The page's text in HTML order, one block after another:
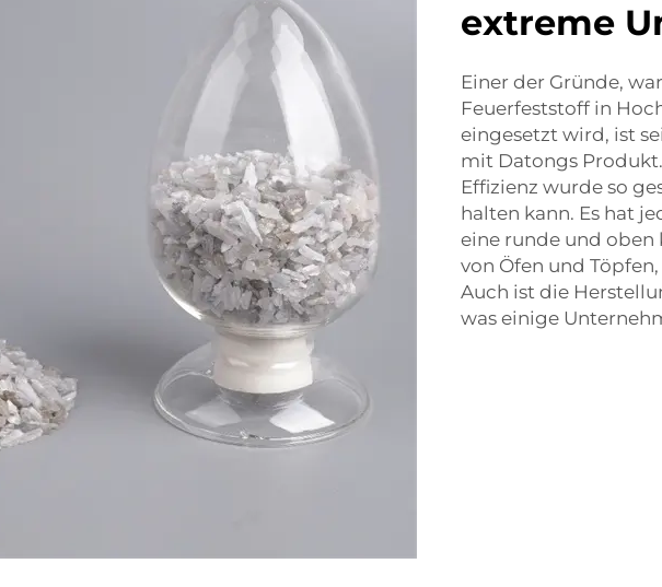
extreme
Einer der Gründe,
Feuerfeststoff in
eingesetzt wird, ist
mit Datongs Produkt.
Effizienz wurde so
halten kann. Es hat
eine runde und
von Öfen und
Auch ist die
was einige